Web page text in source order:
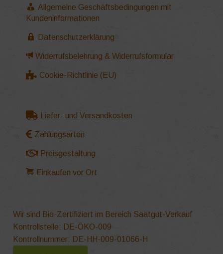
Allgemeine Geschäftsbedingungen mit
Kundeninformationen
Datenschutzerklärung
Widerrufsbelehrung & Widerrufsformular
Cookie-Richtlinie (EU)
Liefer- und Versandkosten
Zahlungsarten
Preisgestaltung
Einkaufen vor Ort
Wir sind Bio-Zertifiziert im Bereich Saatgut-Verkauf
Kontrollstelle: DE-ÖKO-009
Kontrollnummer: DE-HH-009-01066-H